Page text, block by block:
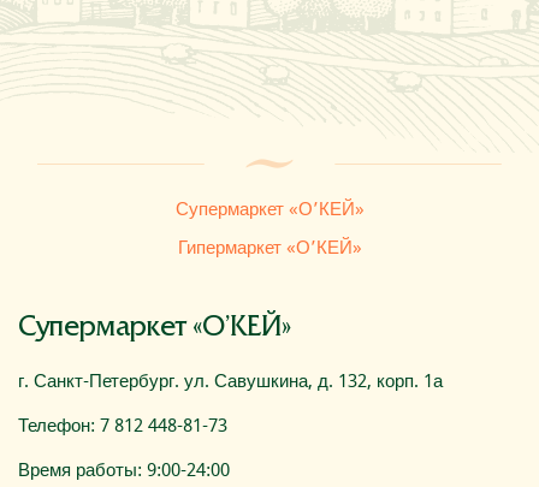
Супермаркет «О’КЕЙ»
Гипермаркет «О’КЕЙ»
Супермаркет «О’КЕЙ»
г. Санкт-Петербург. ул. Савушкина, д. 132, корп. 1а
Телефон: 7 812 448-81-73
Время работы: 9:00-24:00
О компании